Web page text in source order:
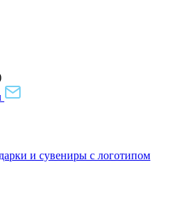
и сувениры с логотипом